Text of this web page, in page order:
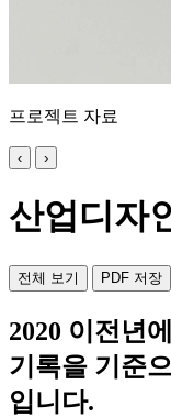
프로젝트 자료
‹ ›
산업디자
전체 보기 PDF 저장
2020 이전년
기록을 기준
입니다.